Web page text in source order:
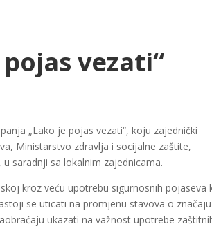
vezati“
„Lako je pojas vezati“, koju zajednički
Ministarstvo zdravlja i socijalne zaštite,
saradnji sa lokalnim zajednicama.
kroz veću upotrebu sigurnosnih pojaseva
se uticati na promjenu stavova o značaju
ukazati na važnost upotrebe